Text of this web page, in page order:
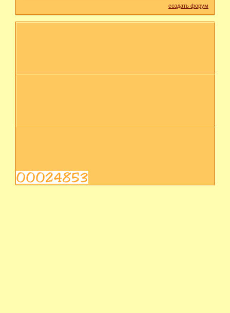
создать форум